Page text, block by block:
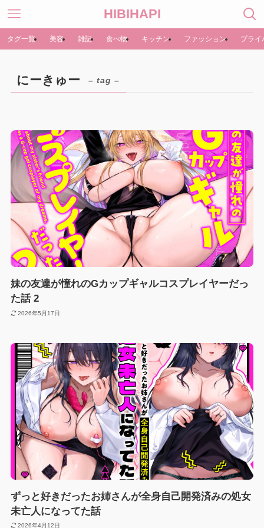
HIBIHAPI
タグ一覧 美容 雑記 食べ物 キッチン ファッション プライ
にーきゅー – tag –
妹の友達が憧れのGカップギャルコスプレイヤーだっ
た話 2
2026年5月17日
ずっと好きだったお姉さんが全身自己開発済みの処女
未亡人になってた話
2026年4月12日